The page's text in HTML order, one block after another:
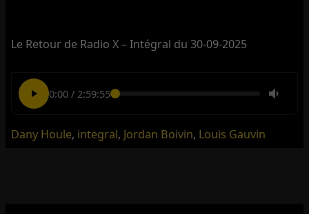
Le Retour de Radio X – Intégral du 30-09-2025
0:00/ 2:59:55
Dany Houle, integral, Jordan Boivin, Louis Gauvin